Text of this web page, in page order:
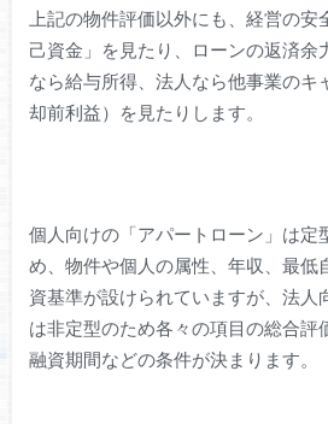
上記の物件評価以外にも、経営の安
己資金」を見たり、ローンの返済余
なら給与所得、法人なら他事業のキ
却前利益）を見たりします。
個人向けの「アパートローン」は定
め、物件や個人の属性、年収、最低
資基準が設けられていますが、法人
は非定型のため各々の項目の総合評
融資期間などの条件が決まります。